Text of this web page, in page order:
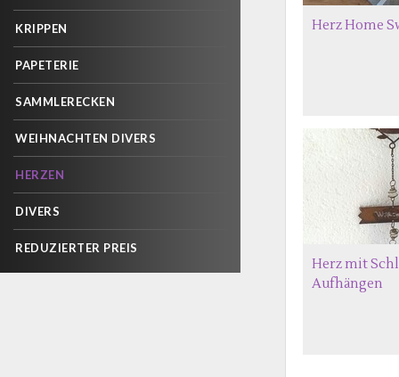
KRIPPEN
PAPETERIE
SAMMLERECKEN
WEIHNACHTEN DIVERS
HERZEN
DIVERS
REDUZIERTER PREIS
Herz Home
Herz mit
Aufhängen